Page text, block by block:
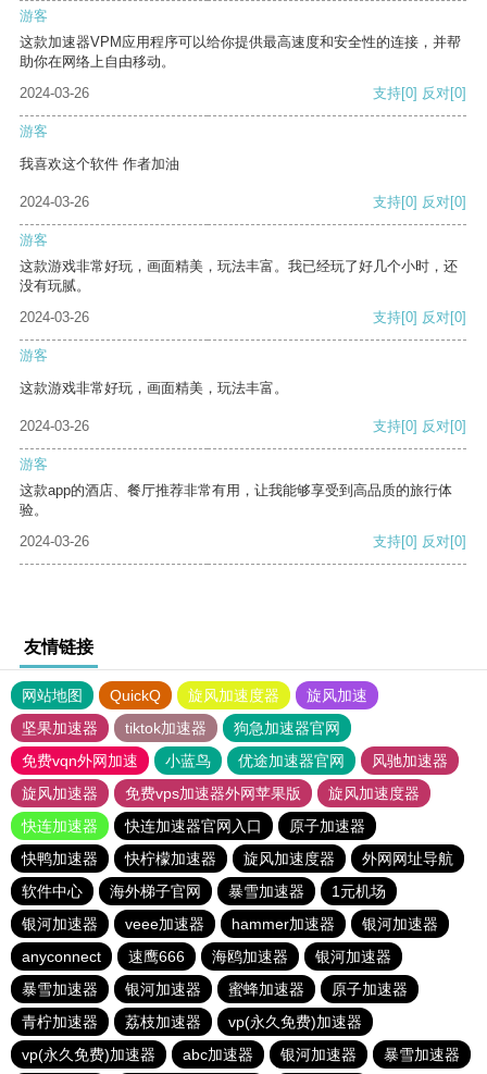
游客
这款加速器VPM应用程序可以给你提供最高速度和安全性的连接，并帮
助你在网络上自由移动。
2024-03-26
支持[0] 反对[0]
游客
我喜欢这个软件 作者加油
2024-03-26 支持[0] 反对[0]
游客
这款游戏非常好玩，画面精美，玩法丰富。我已经玩了好几个小时，还
没有玩腻。
2024-03-26
支持[0] 反对[0]
游客
这款游戏非常好玩，画面精美，玩法丰富。
2024-03-26 支持[0] 反对[0]
游客
这款app的酒店、餐厅推荐非常有用，让我能够享受到高品质的旅行体
验。
2024-03-26
支持[0] 反对[0]
友情链接
网站地图 QuickQ 旋风加速度器
旋风加速
坚果加速器
tiktok加速器
狗急加速器官网
免费vqn外网加速
小蓝鸟 优途加速器官网
风驰加速器
旋风加速器
免费vps加速器外网苹果版
旋风加速度器
快连加速器
快连加速器官网入口
原子加速器
快鸭加速器
快柠檬加速器 旋风加速度器
外网网址导航
软件中心
海外梯子官网 暴雪加速器
1元机场
银河加速器
veee加速器 hammer加速器
银河加速器
anyconnect
速鹰666 海鸥加速器
银河加速器
暴雪加速器
银河加速器 蜜蜂加速器
原子加速器
青柠加速器
荔枝加速器
vp(永久免费)加速器
vp(永久免费)加速器
abc加速器 银河加速器 暴雪加速器